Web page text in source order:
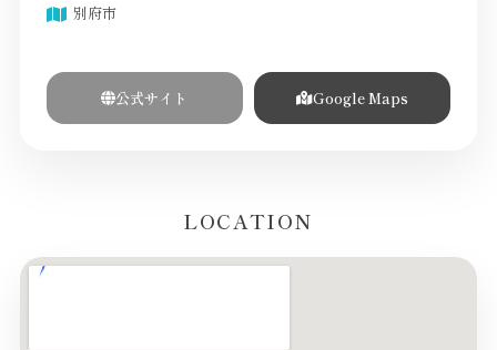
別府市
公式サイト Google Maps
LOCATION